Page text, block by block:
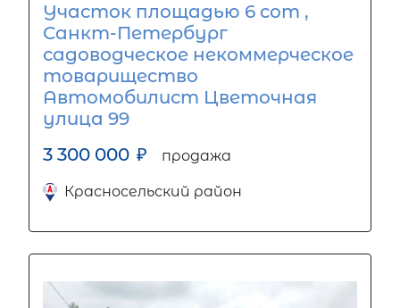
Участок площадью 6 сот ,
Санкт-Петербург
садоводческое некоммерческое
товарищество
Автомобилист Цветочная
улица 99
3 300 000 ₽ продажа
Красносельский район